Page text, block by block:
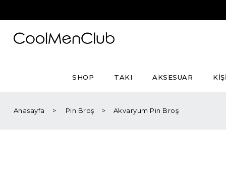
SHOP TAKI AKSESUAR
Anasayfa Pin Broş Akvaryum Pin Broş